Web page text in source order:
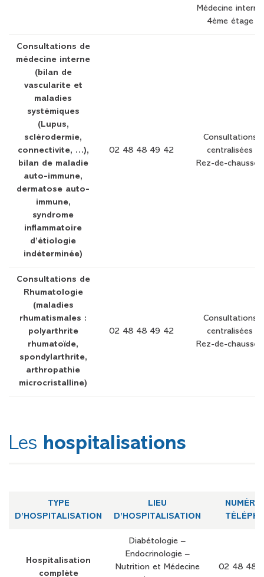
Médecine interne
4ème étage
Consultations de
médecine interne
(bilan de
vascularite et
maladies
systémiques
(Lupus,
sclérodermie,
connectivite, …),
bilan de maladie
auto-immune,
dermatose auto-
immune,
syndrome
inflammatoire
d’étiologie
indéterminée)
02 48 48 49 42
Consultations
centralisées
Rez-de-chaussée
Consultations de
Rhumatologie
(maladies
rhumatismales :
polyarthrite
rhumatoïde,
spondylarthrite,
arthropathie
microcristalline)
02 48 48 49 42
Consultations
centralisées
Rez-de-chaussée
Les hospitalisations
TYPE
D’HOSPITALISATION
LIEU
D’HOSPITALISATION
Hospitalisation
complète
Diabétologie –
Endocrinologie –
Nutrition et Médecine
02 48 48